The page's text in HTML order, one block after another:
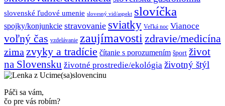
slovenské ľudové umenie slovesný vid/aspekt slovíčka
spojky/konjunkcie stravovanie sviatky Veľká noc Vianoce
voľný čas vzdelávanie zaujímavosti zdravie/medicína
zima zvyky a tradície čítanie s porozumením šport život
na Slovensku životné prostredie/ekológia životný štýl
Páči sa vám,
čo pre vás robím?